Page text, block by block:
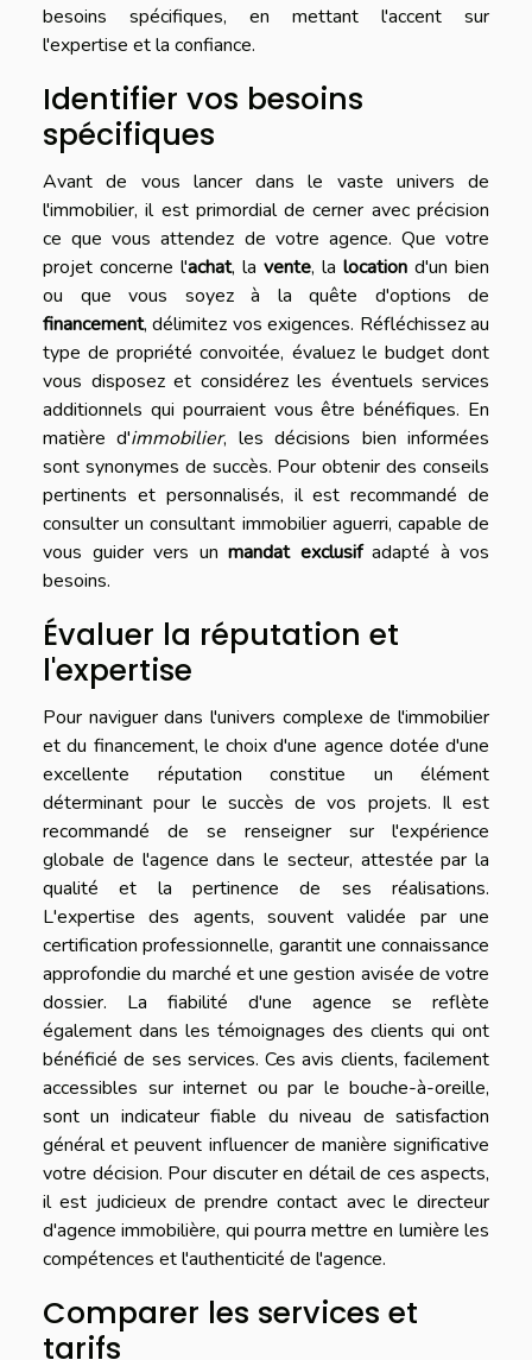
besoins spécifiques, en mettant l'accent sur
l'expertise et la confiance.
Identifier vos besoins
spécifiques
Avant de vous lancer dans le vaste univers de
l'immobilier, il est primordial de cerner avec précision
ce que vous attendez de votre agence. Que votre
projet concerne l'achat, la vente, la location d'un bien
ou que vous soyez à la quête d'options de
financement, délimitez vos exigences. Réfléchissez au
type de propriété convoitée, évaluez le budget dont
vous disposez et considérez les éventuels services
additionnels qui pourraient vous être bénéfiques. En
matière d'immobilier, les décisions bien informées
sont synonymes de succès. Pour obtenir des conseils
pertinents et personnalisés, il est recommandé de
consulter un consultant immobilier aguerri, capable de
vous guider vers un mandat exclusifadapté à vos
besoins.
Évaluer la réputation et
l'expertise
Pour naviguer dans l'univers complexe de l'immobilier
et du financement, le choix d'une agence dotée d'une
excellente réputation constitue un élément
déterminant pour le succès de vos projets. Il est
recommandé de se renseigner sur l'expérience
globale de l'agence dans le secteur, attestée par la
qualité et la pertinence de ses réalisations.
L'expertise des agents, souvent validée par une
certification professionnelle, garantit une connaissance
approfondie du marché et une gestion avisée de votre
dossier. La fiabilité d'une agence se reflète
également dans les témoignages des clients qui ont
bénéficié de ses services. Ces avis clients, facilement
accessibles sur internet ou par le bouche-à-oreille,
sont un indicateur fiable du niveau de satisfaction
général et peuvent influencer de manière significative
votre décision. Pour discuter en détail de ces aspects,
il est judicieux de prendre contact avec le directeur
d'agence immobilière, qui pourra mettre en lumière les
compétences et l'authenticité de l'agence.
Comparer les services et
tarifs